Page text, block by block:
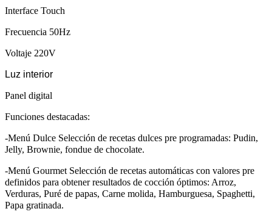
Interface Touch
Frecuencia 50Hz
Voltaje 220V
Luz interior
Panel digital
Funciones destacadas:
-Menú Dulce Selección de recetas dulces pre programadas: Pudin,
Jelly, Brownie, fondue de chocolate.
-Menú Gourmet Selección de recetas automáticas con valores pre
definidos para obtener resultados de cocción óptimos: Arroz,
Verduras, Puré de papas, Carne molida, Hamburguesa, Spaghetti,
Papa gratinada.